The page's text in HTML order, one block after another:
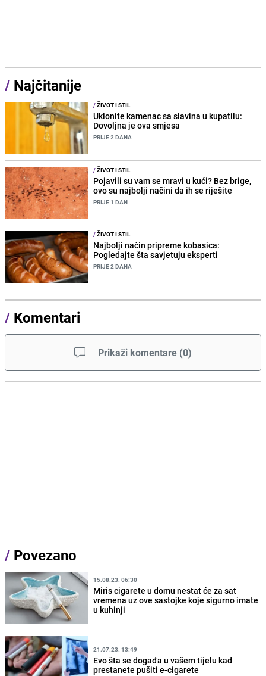
/ Najčitanije
/ŽIVOT I STIL
Uklonite kamenac sa slavina u kupatilu:
Dovoljna je ova smjesa
PRIJE 2 DANA
/ŽIVOT I STIL
Pojavili su vam se mravi u kući? Bez brige,
ovo su najbolji načini da ih se riješite
PRIJE 1 DAN
/ŽIVOT I STIL
Najbolji način pripreme kobasica:
Pogledajte šta savjetuju eksperti
PRIJE 2 DANA
/ Komentari
Prikaži komentare (0)
/ Povezano
15.08.23. 06:30
Miris cigarete u domu nestat će za sat
vremena uz ove sastojke koje sigurno imate
u kuhinji
21.07.23. 13:49
Evo šta se događa u vašem tijelu kad
prestanete pušiti e-cigarete